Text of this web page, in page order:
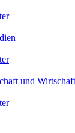
und